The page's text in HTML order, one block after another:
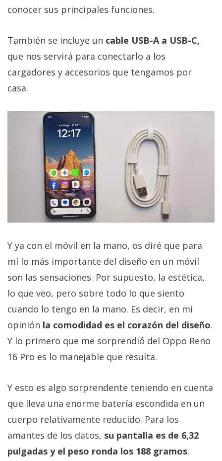
conocer sus principales funciones.
También se incluye un cable USB-A a USB-C,
que nos servirá para conectarlo a los
cargadores y accesorios que tengamos por
casa.
Y ya con el móvil en la mano, os diré que para
mí lo más importante del diseño en un móvil
son las sensaciones. Por supuesto, la estética,
lo que veo, pero sobre todo lo que siento
cuando lo tengo en la mano. Es decir, en mi
opinión la comodidad es el corazón del diseño.
Y lo primero que me sorprendió del Oppo Reno
16 Pro es lo manejable que resulta.
Y esto es algo sorprendente teniendo en cuenta
que lleva una enorme batería escondida en un
cuerpo relativamente reducido. Para los
amantes de los datos, su pantalla es de 6,32
pulgadas y el peso ronda los 188 gramos.